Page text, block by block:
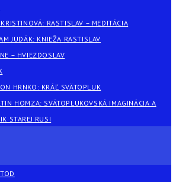
KRISTINOVÁ: RASTISLAV – MEDITÁCIA
JUDÁK: KNIEŽA RASTISLAV
– HVIEZDOSLAV
HRNKO: KRÁĽ SVÄTOPLUK
HOMZA: SVÄTOPLUKOVSKÁ IMAGINÁCIA A
STAREJ RUSI